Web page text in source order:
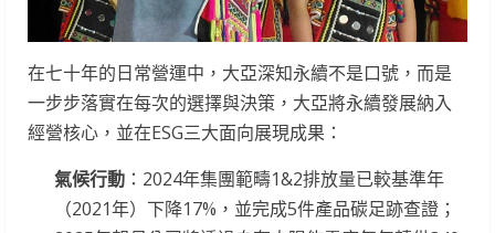
在七十年的日常營運中，大亞深知永續不是口號，而是
一步步落實在每次的選擇與決策，大亞將永續發展納入
經營核心，並在ESG三大面向展現成果：
氣候行動 ：2024年集團範疇1&2排放量已較基準年
（2021年）下降17%，並完成5件產品碳足跡查證；